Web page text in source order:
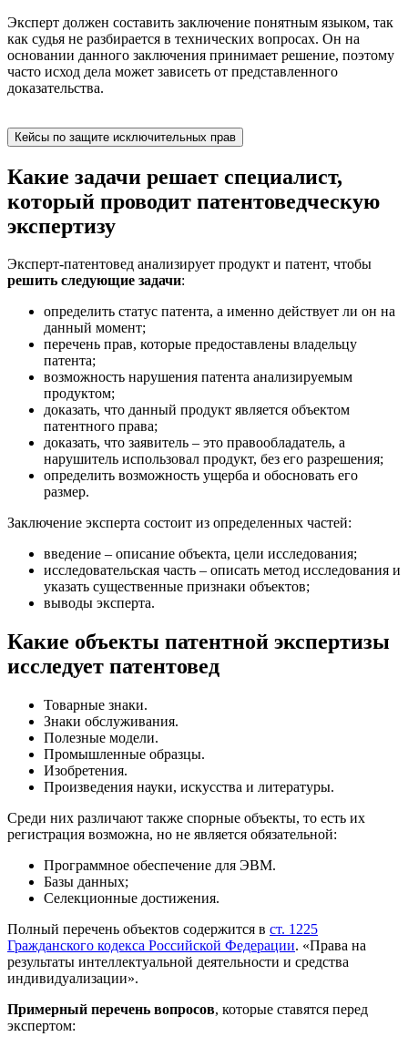
Эксперт должен составить заключение понятным языком, так
как судья не разбирается в технических вопросах. Он на
основании данного заключения принимает решение, поэтому
часто исход дела может зависеть от представленного
доказательства.
Кейсы по защите исключительных прав
Какие задачи решает специалист,
который проводит патентоведческую
экспертизу
Эксперт-патентовед анализирует продукт и патент, чтобы
решить следующие задачи:
определить статус патента, а именно действует ли он на
данный момент;
перечень прав, которые предоставлены владельцу
патента;
возможность нарушения патента анализируемым
продуктом;
доказать, что данный продукт является объектом
патентного права;
доказать, что заявитель – это правообладатель, а
нарушитель использовал продукт, без его разрешения;
определить возможность ущерба и обосновать его
размер.
Заключение эксперта состоит из определенных частей:
введение – описание объекта, цели исследования;
исследовательская часть – описать метод исследования и
указать существенные признаки объектов;
выводы эксперта.
Какие объекты патентной экспертизы
исследует патентовед
Товарные знаки.
Знаки обслуживания.
Полезные модели.
Промышленные образцы.
Изобретения.
Произведения науки, искусства и литературы.
Среди них различают также спорные объекты, то есть их
регистрация возможна, но не является обязательной:
Программное обеспечение для ЭВМ.
Базы данных;
Селекционные достижения.
Полный перечень объектов содержится в ст. 1225
Гражданского кодекса Российской Федерации. «Права на
результаты интеллектуальной деятельности и средства
индивидуализации».
Примерный перечень вопросов, которые ставятся перед
экспертом: